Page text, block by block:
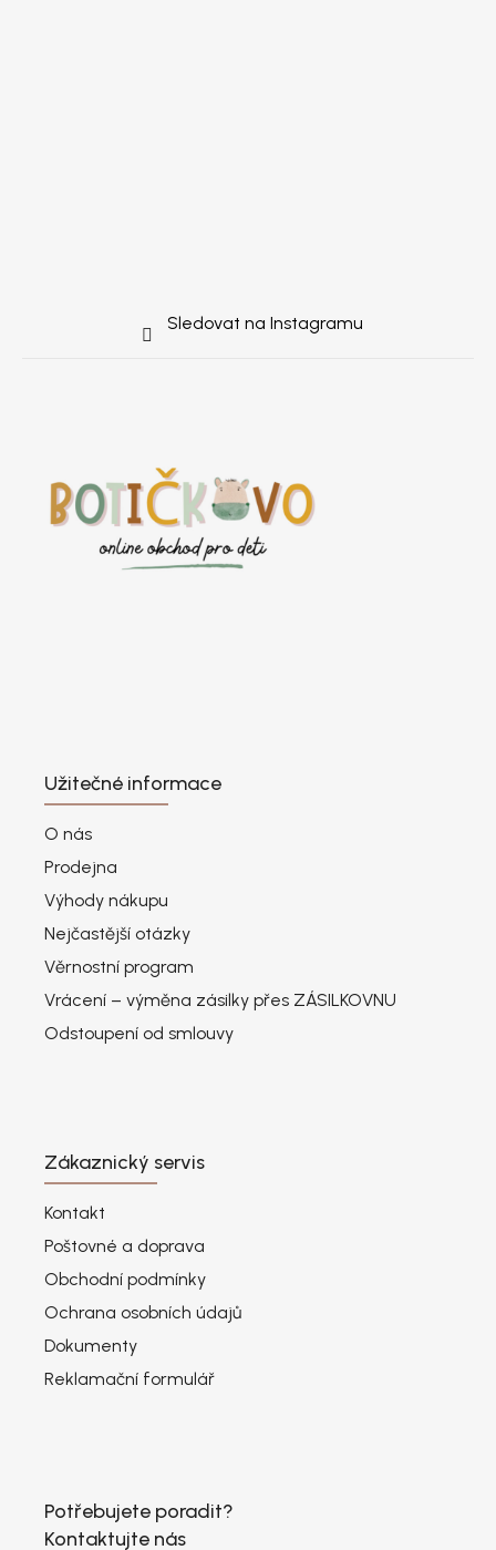
Sledovat na Instagramu
Užitečné informace
O nás
Prodejna
Výhody nákupu
Nejčastější otázky
Věrnostní program
Vrácení – výměna zásilky přes ZÁSILKOVNU
Odstoupení od smlouvy
Zákaznický servis
Kontakt
Poštovné a doprava
Obchodní podmínky
Ochrana osobních údajů
Dokumenty
Reklamační formulář
Potřebujete poradit?
Kontaktujte nás